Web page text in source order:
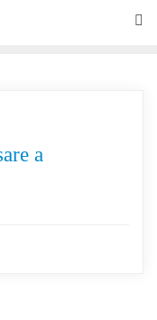
a